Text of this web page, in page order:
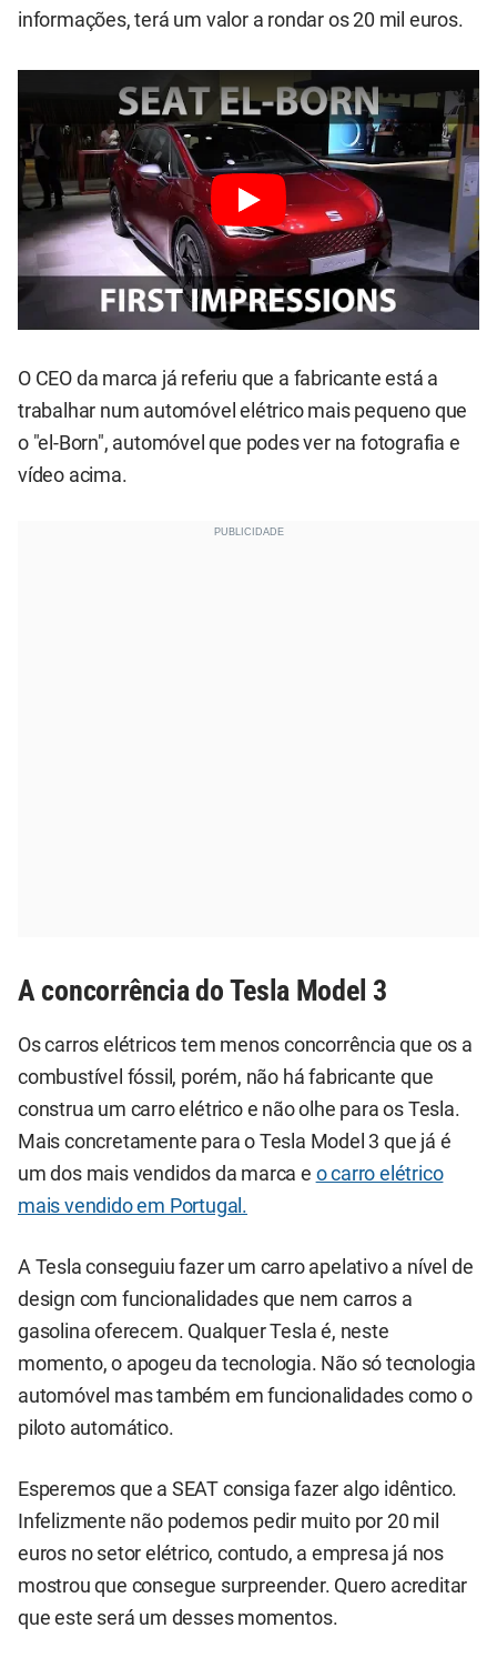
informações, terá um valor a rondar os 20 mil euros.
O CEO da marca já referiu que a fabricante está a
trabalhar num automóvel elétrico mais pequeno que
o "el-Born", automóvel que podes ver na fotografia e
vídeo acima.
A concorrência do Tesla Model 3
Os carros elétricos tem menos concorrência que os a
combustível fóssil, porém, não há fabricante que
construa um carro elétrico e não olhe para os Tesla.
Mais concretamente para o Tesla Model 3 que já é
um dos mais vendidos da marca e o carro elétrico
mais vendido em Portugal.
A Tesla conseguiu fazer um carro apelativo a nível de
design com funcionalidades que nem carros a
gasolina oferecem. Qualquer Tesla é, neste
momento, o apogeu da tecnologia. Não só tecnologia
automóvel mas também em funcionalidades como o
piloto automático.
Esperemos que a SEAT consiga fazer algo idêntico.
Infelizmente não podemos pedir muito por 20 mil
euros no setor elétrico, contudo, a empresa já nos
mostrou que consegue surpreender. Quero acreditar
que este será um desses momentos.